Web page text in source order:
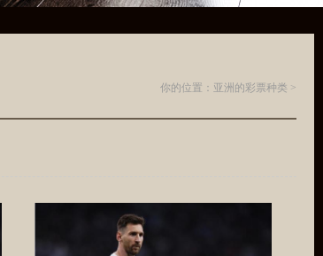
你的位置： 亚洲的彩票种类 >